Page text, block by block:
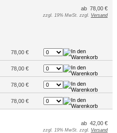
ab 78,00 €
zzgl. 19% MwSt. zzgl. Versand
78,00 €
78,00 €
78,00 €
78,00 €
ab 42,00 €
zzgl. 19% MwSt. zzgl. Versand